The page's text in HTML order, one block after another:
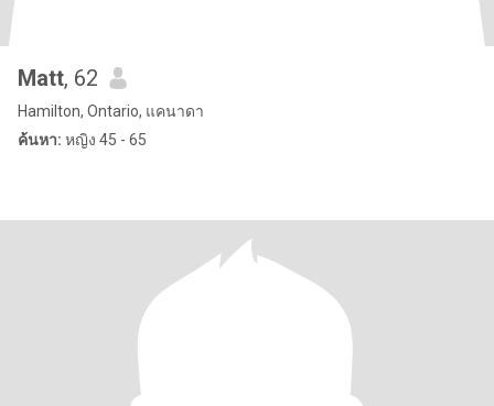
Matt, 62
Hamilton, Ontario, แคนาดา
ค้นหา: หญิง 45 - 65